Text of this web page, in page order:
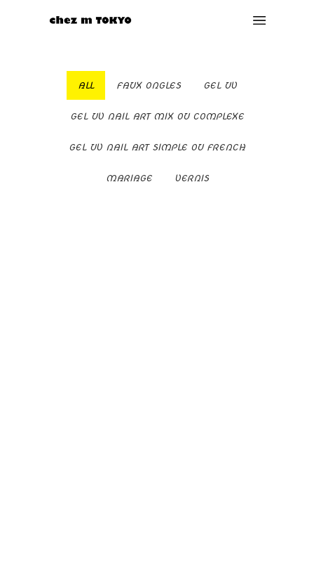
ALL FAUX ONGLES GEL UV
GEL UV NAIL ART MIX OU COMPLEXE
GEL UV NAIL ART SIMPLE OU FRENCH
MARIAGE VERNIS